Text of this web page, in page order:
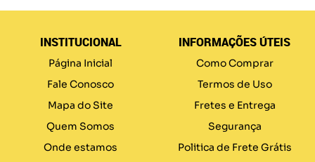
INSTITUCIONAL
Página Inicial
Fale Conosco
Mapa do Site
Quem Somos
Onde estamos
INFORMAÇÕES ÚTEIS
Como Comprar
Termos de Uso
Fretes e Entrega
Segurança
Politica de Frete Grátis